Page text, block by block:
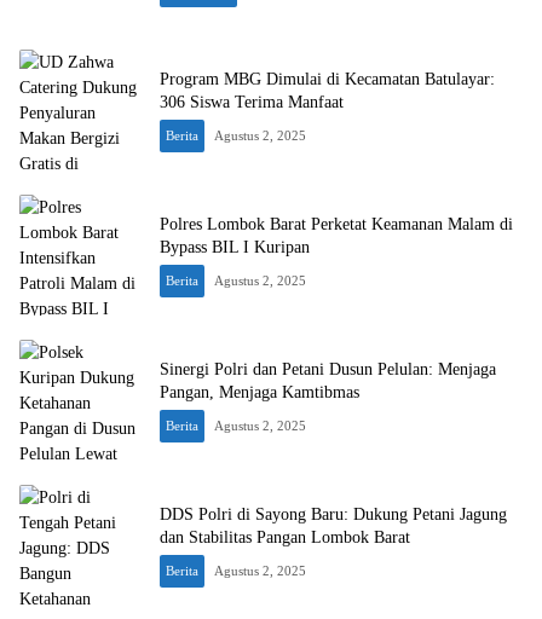
Program MBG Dimulai di Kecamatan Batulayar:
306 Siswa Terima Manfaat
Berita Agustus 2, 2025
Polres Lombok Barat Perketat Keamanan Malam di
Bypass BIL I Kuripan
Berita Agustus 2, 2025
Sinergi Polri dan Petani Dusun Pelulan: Menjaga
Pangan, Menjaga Kamtibmas
Berita Agustus 2, 2025
DDS Polri di Sayong Baru: Dukung Petani Jagung
dan Stabilitas Pangan Lombok Barat
Berita Agustus 2, 2025